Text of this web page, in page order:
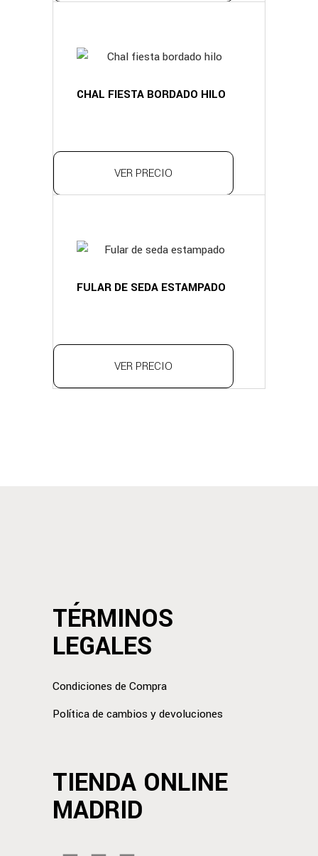
CHAL FIESTA BORDADO HILO
VER PRECIO
FULAR DE SEDA ESTAMPADO
VER PRECIO
TÉRMINOS
LEGALES
Condiciones de Compra
Política de cambios y devoluciones
TIENDA ONLINE
MADRID